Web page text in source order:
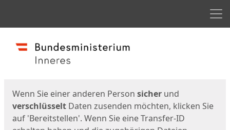
Start
Wenn Sie einer anderen Person sicher und
verschlüsselt Daten zusenden möchten, klicken Sie
auf 'Bereitstellen'. Wenn Sie eine Transfer-ID